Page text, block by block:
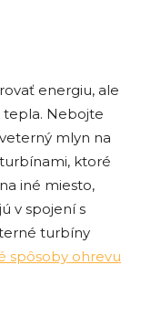
energiu, ale
tepla. Nebojte
mlyn na
ktoré
iné miesto,
v spojení s
turbíny
spôsoby ohrevu